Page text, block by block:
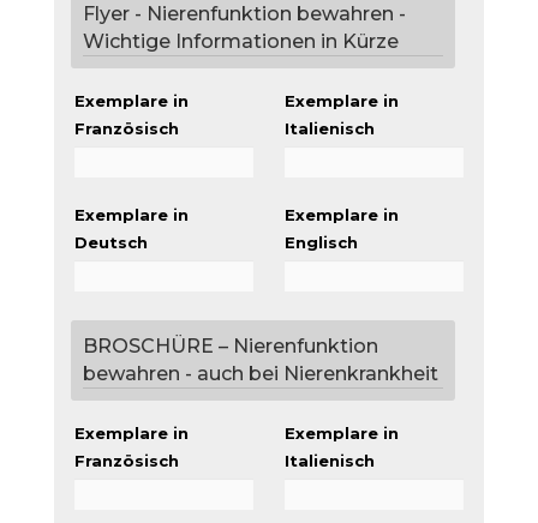
Flyer - Nierenfunktion bewahren -
Wichtige Informationen in Kürze
Exemplare in
Französisch
Exemplare in
Italienisch
Exemplare in
Deutsch
Exemplare in
Englisch
BROSCHÜRE – Nierenfunktion
bewahren - auch bei Nierenkrankheit
Exemplare in
Französisch
Exemplare in
Italienisch